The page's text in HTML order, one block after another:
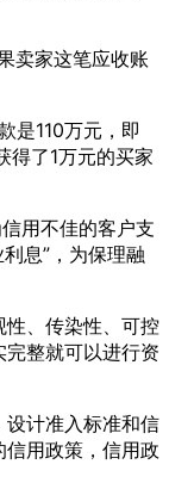
卖家这笔应收账
是110万元，即
得了1万元的买家
用不佳的客户支
息”，为保理融
、传染性、可控
整就可以进行资
计准入标准和信
用政策，信用政